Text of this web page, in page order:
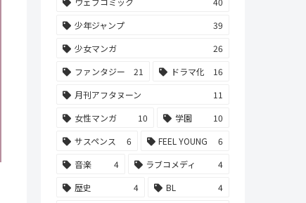
少年ジャンプ
39
少女マンガ
26
ファンタジー
21 ドラマ化
16
月刊アフタヌーン
11
女性マンガ
10 学園
10
サスペンス
6 FEEL YOUNG
6
音楽
4 ラブコメディ
4
歴史
4 BL
4